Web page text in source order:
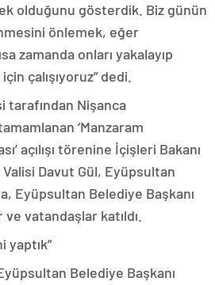
olduğunu gösterdik. Biz günün
önlemek, eğer
zamanda onları yakalayıp
çalışıyoruz” dedi.
tarafından Nişanca
‘Manzaram
açılışı törenine İçişleri Bakanı
Davut Gül, Eyüpsultan
Eyüpsultan Belediye Başkanı
vatandaşlar katıldı.
yaptık”
Belediye Başkanı